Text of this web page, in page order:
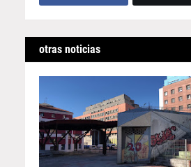
otras noticias